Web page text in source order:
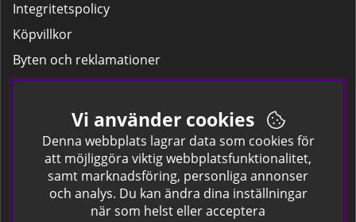
Integritetspolicy
Köpvillkor
Byten och reklamationer
Leverans
Hitta färgkoden på bilen.
Företagskund
Om oss
Vi använder cookies
Denna webbplats lagrar data som cookies för
att möjliggöra viktig webbplatsfunktionalitet,
samt marknadsföring, personliga annonser
och analys. Du kan ändra dina inställningar
när som helst eller acceptera